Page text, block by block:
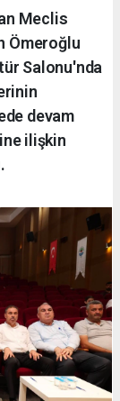
Meclis
Ömeroğlu
Salonu'nda
devam
ilişkin